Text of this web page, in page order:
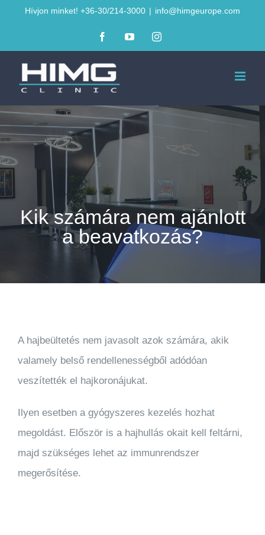
KihagyásHívjon minket! +36-30/214-3000 | info@himgeurope.com
FacebookYouTubeInstagram
Kik számára nem ajánlott
a beavatkozás?
A hajbeültetés nem javasolt azok számára, akik
valamely belső rendellenességből adódóan
veszítették el hajkoronájukat.
Ilyen esetben a gyógyszeres kezelés hozhat
megoldást. Először is a hajhullás okait kell feltárni,
majd szükséges lehet az immunrendszer
megerősítése.